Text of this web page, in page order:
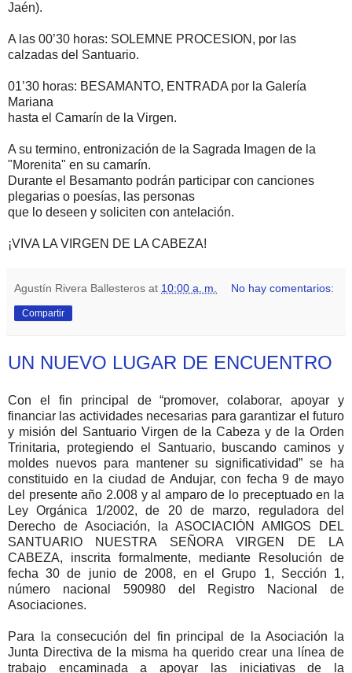
Jaén).
A las 00’30 horas: SOLEMNE PROCESION, por las
calzadas del Santuario.
01’30 horas: BESAMANTO, ENTRADA por la Galería
Mariana
hasta el Camarín de la Virgen.
A su termino, entronización de la Sagrada Imagen de la
"Morenita" en su camarín.
Durante el Besamanto podrán participar con canciones
plegarias o poesías, las personas
que lo deseen y soliciten con antelación.
¡VIVA LA VIRGEN DE LA CABEZA!
Agustín Rivera Ballesteros at 10:00 a. m. No hay comentarios:
Compartir
UN NUEVO LUGAR DE ENCUENTRO
Con el fin principal de “promover, colaborar, apoyar y
financiar las actividades necesarias para garantizar el futuro
y misión del Santuario Virgen de la Cabeza y de la Orden
Trinitaria, protegiendo el Santuario, buscando caminos y
moldes nuevos para mantener su significatividad” se ha
constituido en la ciudad de Andujar, con fecha 9 de mayo
del presente año 2.008 y al amparo de lo preceptuado en la
Ley Orgánica 1/2002, de 20 de marzo, reguladora del
Derecho de Asociación, la ASOCIACIÓN AMIGOS DEL
SANTUARIO NUESTRA SEÑORA VIRGEN DE LA
CABEZA, inscrita formalmente, mediante Resolución de
fecha 30 de junio de 2008, en el Grupo 1, Sección 1,
número nacional 590980 del Registro Nacional de
Asociaciones.
Para la consecución del fin principal de la Asociación la
Junta Directiva de la misma ha querido crear una línea de
trabajo encaminada a apoyar las iniciativas de la